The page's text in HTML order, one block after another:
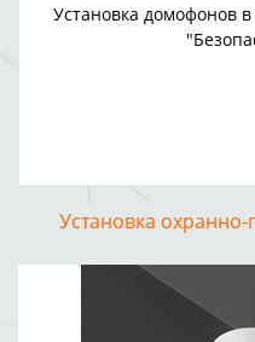
Установка домофонов
Установка